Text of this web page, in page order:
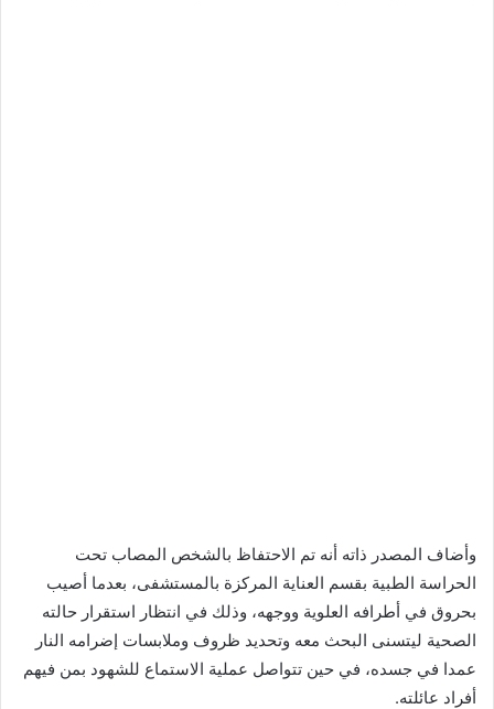
وأضاف المصدر ذاته أنه تم الاحتفاظ بالشخص المصاب تحت
الحراسة الطبية بقسم العناية المركزة بالمستشفى، بعدما أصيب
بحروق في أطرافه العلوية ووجهه، وذلك في انتظار استقرار حالته
الصحية ليتسنى البحث معه وتحديد ظروف وملابسات إضرامه النار
عمدا في جسده، في حين تتواصل عملية الاستماع للشهود بمن فيهم
أفراد عائلته.